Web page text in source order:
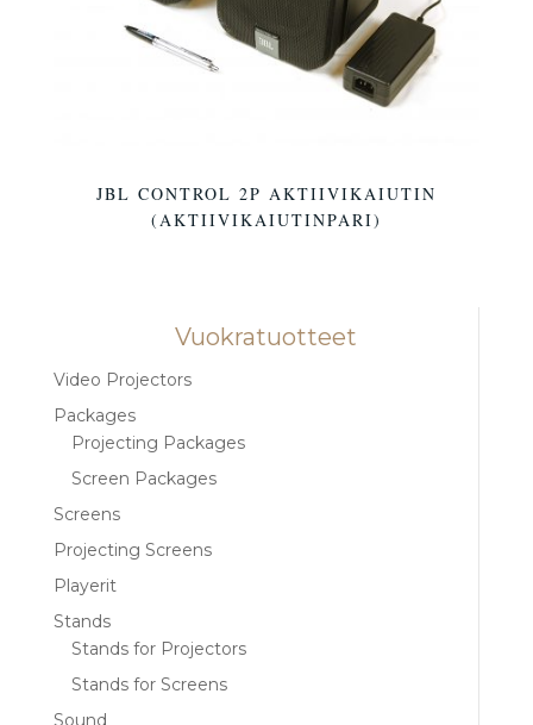
JBL CONTROL 2P AKTIIVIKAIUTIN
(AKTIIVIKAIUTINPARI)
Vuokratuotteet
Video Projectors
Packages
Projecting Packages
Screen Packages
Screens
Projecting Screens
Playerit
Stands
Stands for Projectors
Stands for Screens
Sound